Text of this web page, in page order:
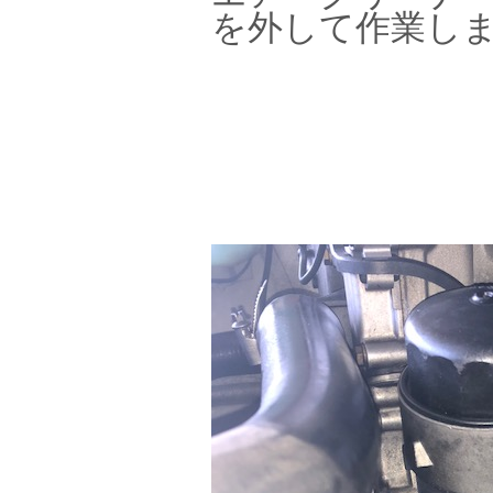
を外して作業し